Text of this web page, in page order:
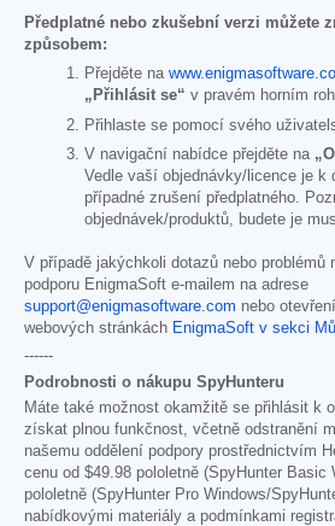
Předplatné nebo zkušební verzi můžete
způsobem:
Přejděte na
„Přihlásit se“ v pravém horním
Přihlaste se pomocí svého
V navigační nabídce přejděte na
Vedle vaší objednávky/licence je k
případné zrušení předplatného.
objednávek/produktů, budete je
V případě jakýchkoli dotazů nebo problémů
podporu EnigmaSoft e-mailem na adrese
support@enigmasoftware.com nebo
webových stránkách EnigmaSoft v sekci
------
Podrobnosti o nákupu SpyHunteru
Máte také možnost okamžitě se přihlásit k
získat plnou funkčnost, včetně odstranění
našemu oddělení podpory prostřednictvím
cenu od $49.98 pololetně (SpyHunter Basic
pololetně (SpyHunter Pro Windows/
nabídkovými materiály a podmínkami